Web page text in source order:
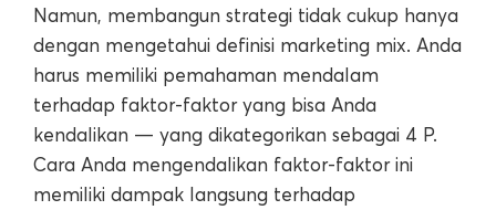
Namun, membangun strategi tidak cukup hanya
dengan mengetahui definisi marketing mix. Anda
harus memiliki pemahaman mendalam
terhadap faktor-faktor yang bisa Anda
kendalikan — yang dikategorikan sebagai 4 P.
Cara Anda mengendalikan faktor-faktor ini
memiliki dampak langsung terhadap